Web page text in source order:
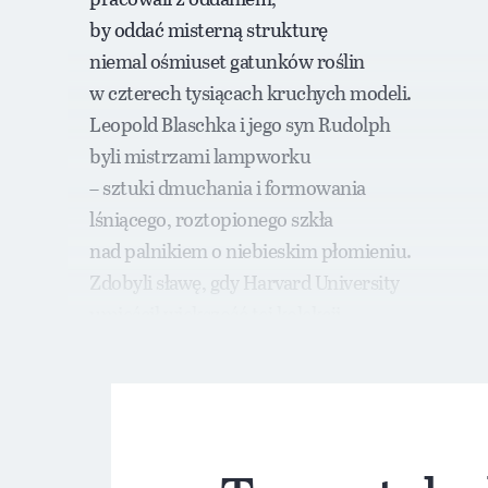
by oddać misterną strukturę
niemal ośmiuset gatunków roślin
w czterech tysiącach kruchych modeli.
Leopold Blaschka i jego syn Rudolph
byli mistrzami lampworku
– sztuki dmuchania i formowania
lśniącego, roztopionego szkła
nad palnikiem o niebieskim płomieniu.
Zdobyli sławę, gdy Harvard University